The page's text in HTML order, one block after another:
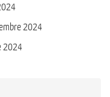
2024
2024